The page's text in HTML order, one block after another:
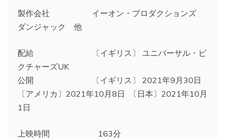
製作会社 イーオン・プロダクションズ
ダンジャック 他
配給 〔イギリス〕 ユニバーサル・ピ
クチャーズUK
公開 〔イギリス〕 2021年9月30日
〔アメリカ〕2021年10月8日 〔日本〕2021年10月
1日
上映時間 163分